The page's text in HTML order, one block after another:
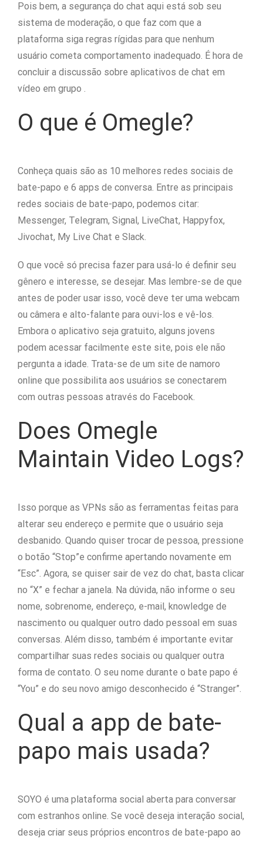
Pois bem, a segurança do chat aqui está sob seu
sistema de moderação, o que faz com que a
plataforma siga regras rígidas para que nenhum
usuário cometa comportamento inadequado. É hora de
concluir a discussão sobre aplicativos de chat em
vídeo em grupo .
O que é Omegle?
Conheça quais são as 10 melhores redes sociais de
bate-papo e 6 apps de conversa. Entre as principais
redes sociais de bate-papo, podemos citar:
Messenger, Telegram, Signal, LiveChat, Happyfox,
Jivochat, My Live Chat e Slack.
O que você só precisa fazer para usá-lo é definir seu
gênero e interesse, se desejar. Mas lembre-se de que
antes de poder usar isso, você deve ter uma webcam
ou câmera e alto-falante para ouvi-los e vê-los.
Embora o aplicativo seja gratuito, alguns jovens
podem acessar facilmente este site, pois ele não
pergunta a idade. Trata-se de um site de namoro
online que possibilita aos usuários se conectarem
com outras pessoas através do Facebook.
Does Omegle
Maintain Video Logs?
Isso porque as VPNs são as ferramentas feitas para
alterar seu endereço e permite que o usuário seja
desbanido. Quando quiser trocar de pessoa, pressione
o botão “Stop”e confirme apertando novamente em
“Esc”. Agora, se quiser sair de vez do chat, basta clicar
no “X” e fechar a janela. Na dúvida, não informe o seu
nome, sobrenome, endereço, e-mail, knowledge de
nascimento ou qualquer outro dado pessoal em suas
conversas. Além disso, também é importante evitar
compartilhar suas redes sociais ou qualquer outra
forma de contato. O seu nome durante o bate papo é
“You” e do seu novo amigo desconhecido é “Stranger”.
Qual a app de bate-
papo mais usada?
SOYO é uma plataforma social aberta para conversar
com estranhos online. Se você deseja interação social,
deseja criar seus próprios encontros de bate-papo ao